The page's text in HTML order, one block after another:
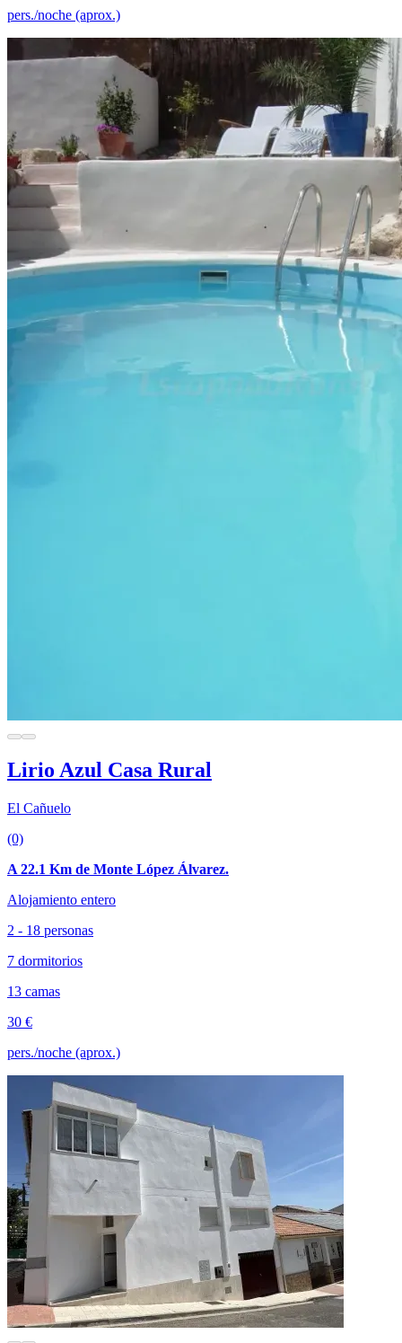
pers./noche (aprox.)
Lirio Azul Casa Rural
El Cañuelo
(0)
A 22.1 Km de Monte López Álvarez.
Alojamiento entero
2 - 18 personas
7 dormitorios
13 camas
30 €
pers./noche (aprox.)